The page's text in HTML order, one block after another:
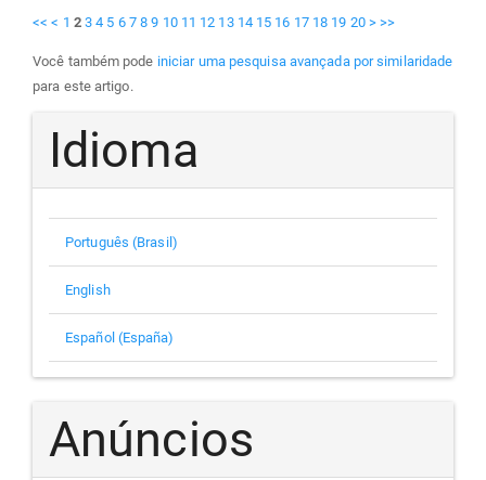
<< < 1 2 3 4 5 6 7 8 9 10 11 12 13 14 15 16 17 18 19 20 > >>
Você também pode iniciar uma pesquisa avançada por similaridade
para este artigo.
Idioma
Português (Brasil)
English
Español (España)
Anúncios